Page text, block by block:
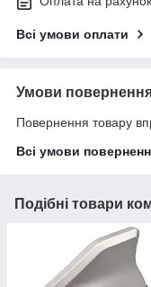
Всі умови оплати
Умови
Повернення товару
Всі умови
Подібні товари